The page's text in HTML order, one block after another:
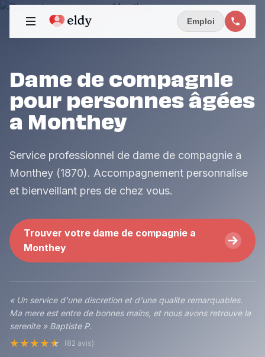
Emploi
Dame de compagnie
pour personnes âgées
a Monthey
Service professionnel de dame de compagnie a
Monthey (1870). Accompagnement personnalise
et bienveillant pres de chez vous.
Trouver votre dame de compagnie a
Monthey
« Un service d'une discretion et d'une qualite remarquables.
Ma mere est entre de bonnes mains, et nous avons retrouve la
serenite » Baptiste P.
★ ★ ★ ★ ★ (82 avis)